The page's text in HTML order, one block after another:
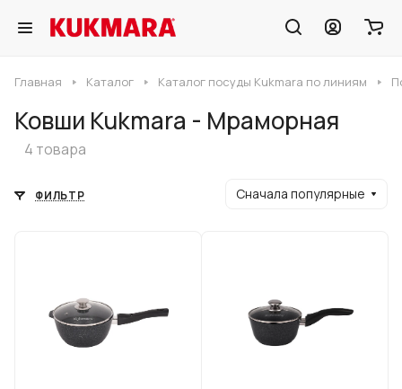
Главная Каталог Каталог посуды Kukmara по линиям
Ковши Kukmara - Мраморная
4 товара
ФИЛЬТР Сначала популярные